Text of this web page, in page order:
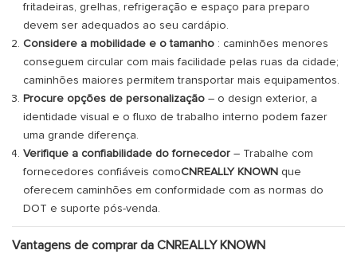
fritadeiras, grelhas, refrigeração e espaço para preparo
devem ser adequados ao seu cardápio.
Considere a mobilidade e o tamanho : caminhões menores
conseguem circular com mais facilidade pelas ruas da cidade;
caminhões maiores permitem transportar mais equipamentos.
Procure opções de personalização – o design exterior, a
identidade visual e o fluxo de trabalho interno podem fazer
uma grande diferença.
Verifique a confiabilidade do fornecedor – Trabalhe com
fornecedores confiáveis ​​comoCNREALLY KNOWN que
oferecem caminhões em conformidade com as normas do
DOT e suporte pós-venda.
Vantagens de comprar da CNREALLY KNOWN